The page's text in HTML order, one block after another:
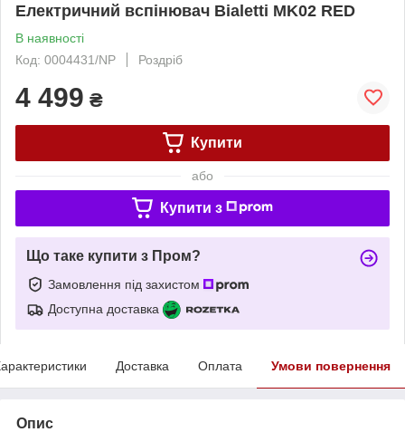
Електричний вспінювач Bialetti MK02 RED
В наявності
Код: 0004431/NP
Роздріб
4 499 ₴
Купити
або
Купити з
Що таке купити з Пром?
Замовлення під захистом
Доступна доставка
Доставка Оплата Умови повернення
Опис